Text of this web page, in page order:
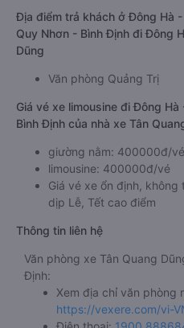
Địa điểm trả khách ở Đông Hà
Quy Nhơn - Bình Định đi Đông
Dũng
Văn phòng Quảng Trị
Giá vé xe limousine đi Đông
Bình Định của nhà xe Tân
giường nằm: 400000đ/vé
limousine: 400000đ/vé
Giá vé xe ổn định,
dịp Lễ, Tết cao điểm
Thông tin liên hệ
Văn phòng xe Tân Quang
Định:
Xem địa chỉ văn phòng
https://vexere.com/vi-